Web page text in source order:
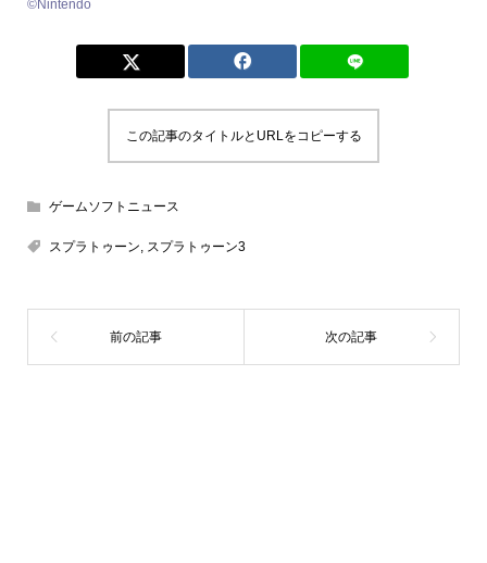
©︎Nintendo
この記事のタイトルとURLをコピーする
ゲームソフトニュース
スプラトゥーン, スプラトゥーン3